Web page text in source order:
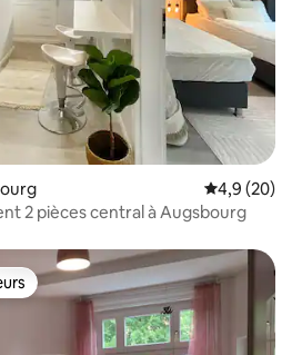
Évaluation
4,9 (20)
2 pièces central à Augsbourg